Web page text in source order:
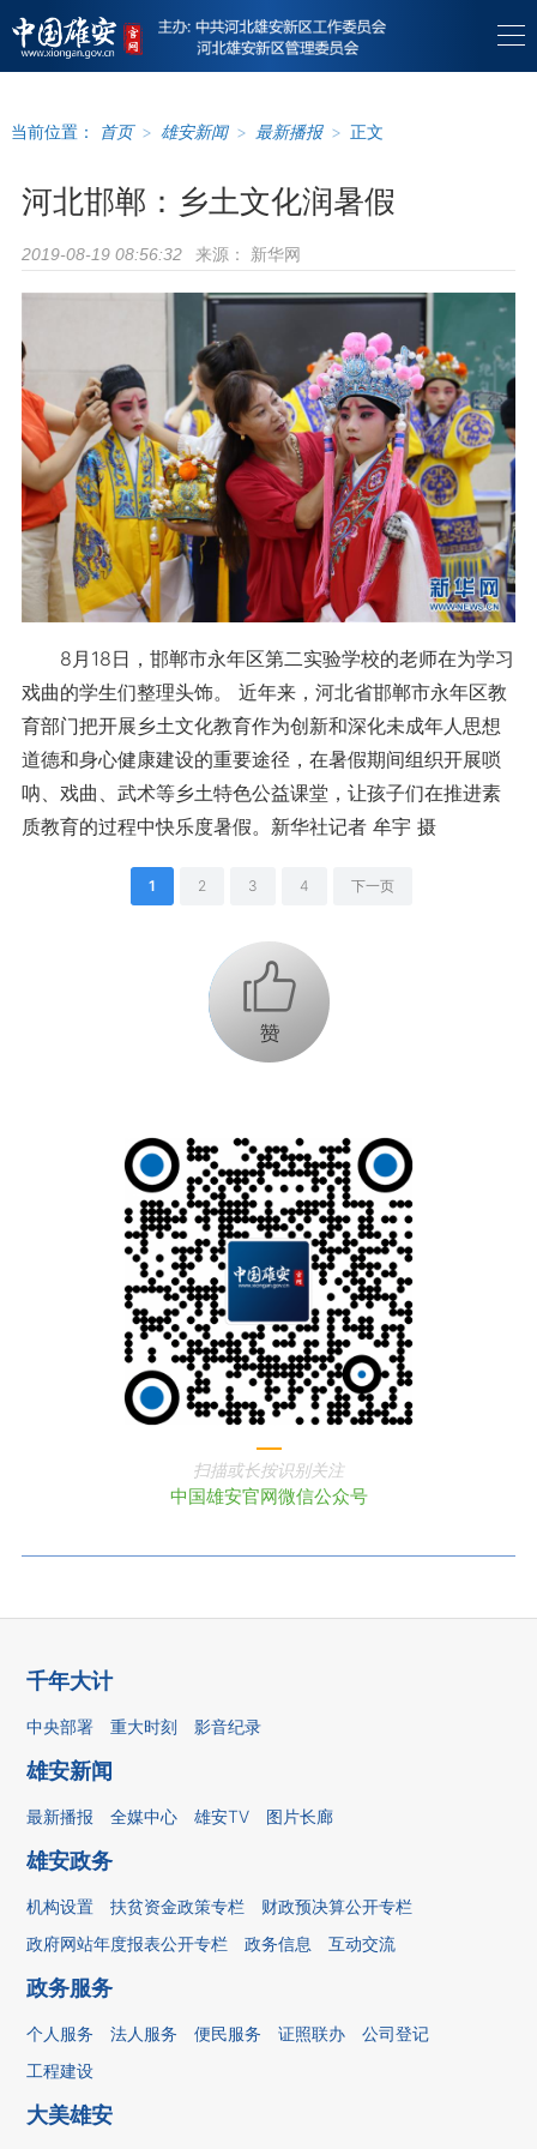
当前位置： 首页 > 雄安新闻 > 最新播报 > 正文
河北邯郸：乡土文化润暑假
2019-08-19 08:56:32 来源： 新华网
8月18日，邯郸市永年区第二实验学校的老师在为学习
戏曲的学生们整理头饰。 近年来，河北省邯郸市永年区教
育部门把开展乡土文化教育作为创新和深化未成年人思想
道德和身心健康建设的重要途径，在暑假期间组织开展唢
呐、戏曲、武术等乡土特色公益课堂，让孩子们在推进素
质教育的过程中快乐度暑假。新华社记者 牟宇 摄
1 2 3 4 下一页
+1
扫描或长按识别关注
中国雄安官网微信公众号
千年大计
中央部署 重大时刻 影音纪录
雄安新闻
最新播报 全媒中心 雄安TV 图片长廊
雄安政务
机构设置 扶贫资金政策专栏
财政预决算公开专栏
政府网站年度报表公开专栏
政务信息 互动交流
政务服务
个人服务 法人服务 便民服务 证照联办
公司登记
工程建设
大美雄安